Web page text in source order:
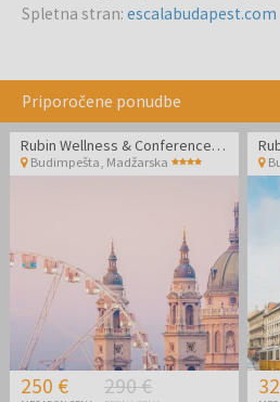
Spletna stran: escalabudapest.com
Priporočene ponudbe
Rubin Wellness & Conference Hotel
Budimpešta Madžarska
250 € 290 €